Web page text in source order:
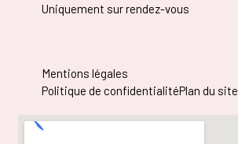
Uniquement sur rendez-vous
Mentions légales
Politique de confidentialitéPlan du site